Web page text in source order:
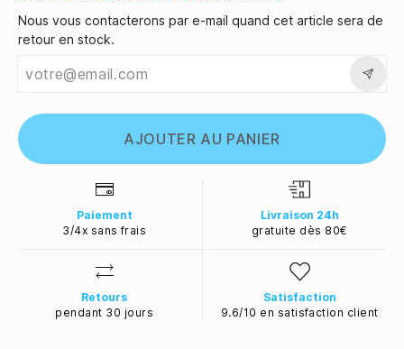
Nous vous contacterons par e-mail quand cet article sera de
retour en stock.
AJOUTER AU PANIER
Paiement
3/4x sans frais
Livraison 24h
gratuite dès 80€
Retours
pendant 30 jours
Satisfaction
9.6/10 en satisfaction client